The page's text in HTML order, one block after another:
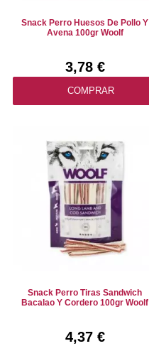
Snack Perro Huesos De Pollo Y
Avena 100gr Woolf
3,78 €
COMPRAR
Snack Perro Tiras Sandwich
Bacalao Y Cordero 100gr Woolf
4,37 €